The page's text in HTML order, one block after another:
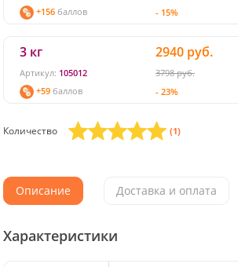
+156 баллов
- 15%
3 кг
Артикул: 105012
+59 баллов
2940 руб.
3798 руб.
- 23%
Количество (1)
Описание Доставка и оплата
Характеристики